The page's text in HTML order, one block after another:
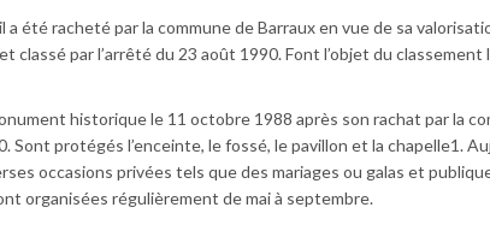
été racheté par la commune de Barraux en vue de sa
par l’arrêté du 23 août 1990. Font l’objet du classement
historique le 11 octobre 1988 après son rachat par la
Sont protégés l’enceinte, le fossé, le pavillon et la chapelle1.
occasions privées tels que des mariages ou galas et
organisées régulièrement de mai à septembre.